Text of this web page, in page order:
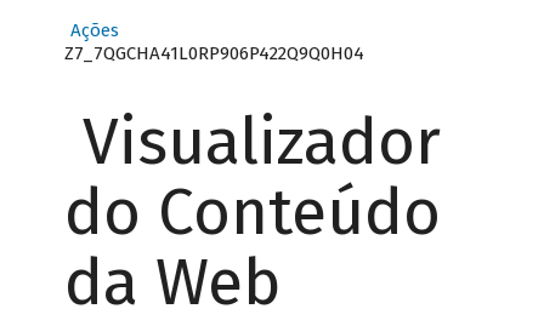
Ações
Z7_7QGCHA41L0RP906P422Q9Q0H04
Visualizador
do Conteúdo
da Web